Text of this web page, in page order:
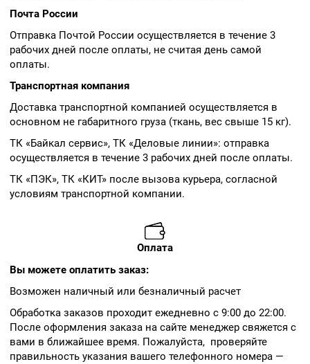
Почта России
Отправка Почтой России осуществляется в течение 3
рабочих дней после оплаты, не считая день самой
оплаты.
Транспортная компания
Доставка транспортной компанией осуществляется в
основном не габаритного груза (ткань, вес свыше 15 кг).
ТК «Байкал сервис», ТК «Деловые линии»: отправка
осуществляется в течение 3 рабочих дней после оплаты.
ТК «ПЭК», ТК «КИТ» после вызова курьера, согласной
условиям транспортной компании.
Оплата
Вы можете оплатить заказ:
Возможен наличный или безналичный расчет
Обработка заказов проходит ежедневно с 9:00 до 22:00.
После оформления заказа на сайте менеджер свяжется с
вами в ближайшее время. Пожалуйста, проверяйте
правильность указания вашего телефонного номера —